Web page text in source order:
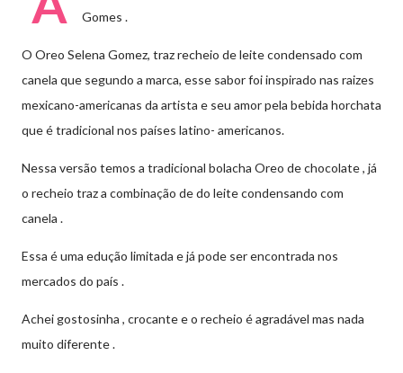
Gomes .
O Oreo Selena Gomez, traz recheio de leite condensado com
canela que segundo a marca, esse sabor foi inspirado nas raizes
mexicano-americanas da artista e seu amor pela bebida horchata
que é tradicional nos países latino- americanos.
Nessa versão temos a tradicional bolacha Oreo de chocolate , já
o recheio traz a combinação de do leite condensando com
canela .
Essa é uma edução limitada e já pode ser encontrada nos
mercados do país .
Achei gostosinha , crocante e o recheio é agradável mas nada
muito diferente .